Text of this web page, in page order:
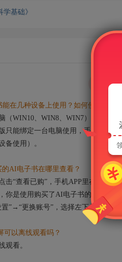
基础》
几种设备上使用？如何使用？
WIN10、WIN8、WIN7）、手机、
只能绑定一台电脑使用，手机端及
备使用）。
AI电子书在哪里查看？
“查看已购”，手机APP里在“我”→“
是使用购买了AI电子书的账号登录
”→“更换账号”，选择左下角的“游客
以离线观看吗？
看。